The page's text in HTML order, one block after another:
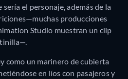
el personaje, además de la
producciones
Studio muestran un clip
como un marinero de cubierta
en líos con pasajeros y